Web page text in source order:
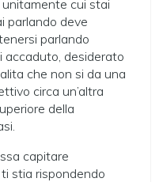
cui stai
parlando deve
parlando
accaduto, desiderato
che non si da una
circa un’altra
della
capitare
stia rispondendo